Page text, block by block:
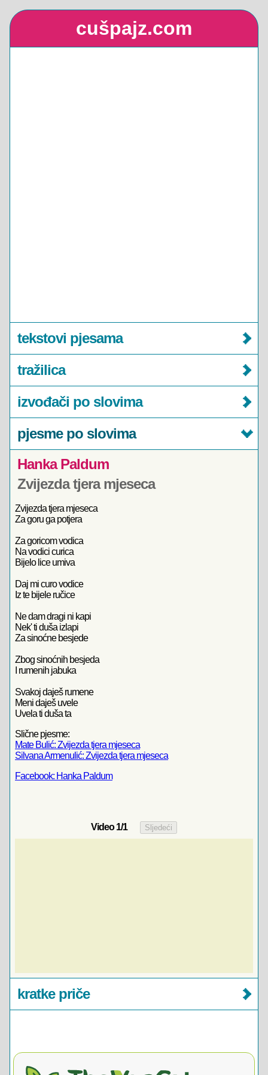
cušpajz.com
tekstovi pjesama
tražilica
izvođači po slovima
pjesme po slovima
Hanka Paldum
Zvijezda tjera mjeseca
Zvijezda tjera mjeseca
Za goru ga potjera
Za goricom vodica
Na vodici curica
Bijelo lice umiva
Daj mi curo vodice
Iz te bijele ručice
Ne dam dragi ni kapi
Nek' ti duša izlapi
Za sinoćne besjede
Zbog sinoćnih besjeda
I rumenih jabuka
Svakoj daješ rumene
Meni daješ uvele
Uvela ti duša ta
Slične pjesme:
Mate Bulić: Zvijezda tjera mjeseca
Silvana Armenulić: Zvijezda tjera mjeseca
Facebook: Hanka Paldum
Video1/1
kratke priče